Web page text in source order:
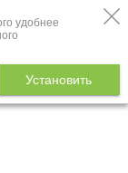
удобнее
Установить